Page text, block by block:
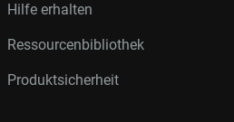
Hilfe erhalten
Ressourcenbibliothek
Produktsicherheit